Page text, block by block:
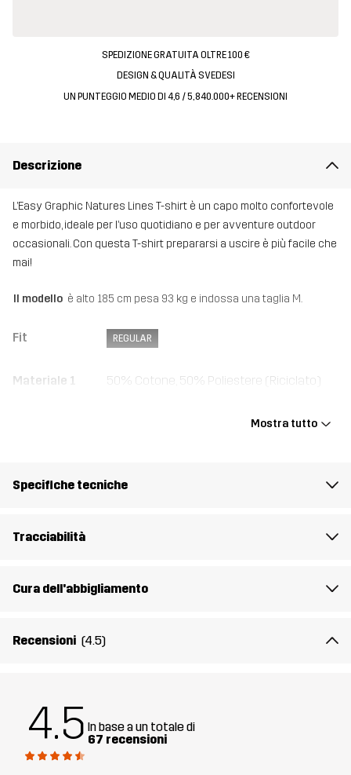
SPEDIZIONE GRATUITA OLTRE 100 €
DESIGN & QUALITÀ SVEDESI
UN PUNTEGGIO MEDIO DI 4,6 / 5, 840.000+ RECENSIONI
Descrizione
L’Easy Graphic Natures Lines T-shirt è un capo molto confortevole
e morbido, ideale per l’uso quotidiano e per avventure outdoor
occasionali. Con questa T-shirt prepararsi a uscire è più facile che
mai!
Il modello è alto 185 cm pesa 93 kg e indossa una taglia M.
Fit REGULAR
Materiale 1 50% Cotone, 50% Poliestere (Riciclato)
Mostra tutto
Specifiche tecniche
Tracciabilità
Cura dell'abbigliamento
Recensioni (4.5)
4.5 In base a un totale di
67 recensioni